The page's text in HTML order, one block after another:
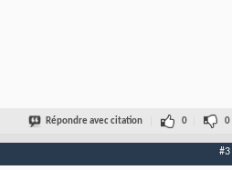
Répondre avec citation 0 0
#3